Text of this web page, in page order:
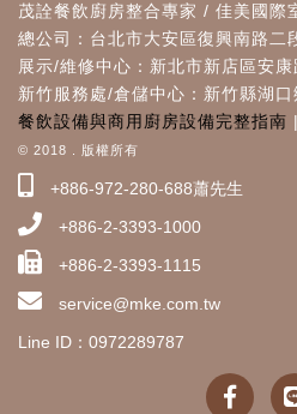
茂詮餐飲廚房整合專家 / 佳美國際
總公司：台北市大安區復興南路二
展示/維修中心：新北市新店區安
新竹服務處/倉儲中心：新竹縣湖
餐飲設備與商用廚房設備完整指南 |
© 2018 . 版權所有
+886-972-280-688蕭先生
+886-2-3393-1000
+886-2-3393-1115
service@mke.com.tw
Line ID：0972289787